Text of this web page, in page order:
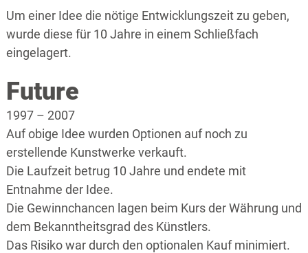
Um einer Idee die nötige Entwicklungszeit zu geben,
wurde diese für 10 Jahre in einem Schließfach
eingelagert.
Future
1997 – 2007
Auf obige Idee wurden Optionen auf noch zu
erstellende Kunstwerke verkauft.
Die Laufzeit betrug 10 Jahre und endete mit
Entnahme der Idee.
Die Gewinnchancen lagen beim Kurs der Währung und
dem Bekanntheitsgrad des Künstlers.
Das Risiko war durch den optionalen Kauf minimiert.